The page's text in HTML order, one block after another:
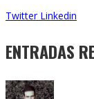
Twitter Linkedin
ENTRADAS